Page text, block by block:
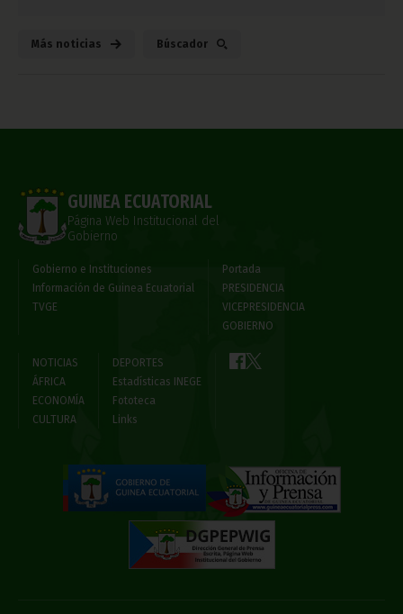
Más noticias Búscador
GUINEA ECUATORIAL
Página Web Institucional del
Gobierno
Gobierno e Instituciones
Información de Guinea Ecuatorial
TVGE
Portada
PRESIDENCIA
VICEPRESIDENCIA
GOBIERNO
NOTICIAS
ÁFRICA
ECONOMÍA
CULTURA
DEPORTES
Estadísticas INEGE
Fototeca
Links